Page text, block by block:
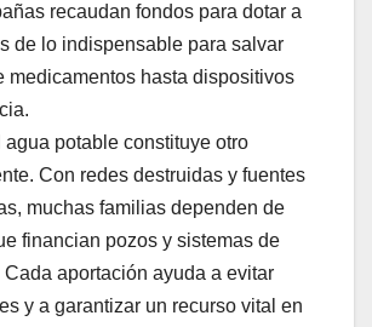
recaudan fondos para dotar a
de lo indispensable para salvar
medicamentos hasta dispositivos
agua potable constituye otro
Con redes destruidas y fuentes
muchas familias dependen de
financian pozos y sistemas de
aportación ayuda a evitar
y a garantizar un recurso vital en